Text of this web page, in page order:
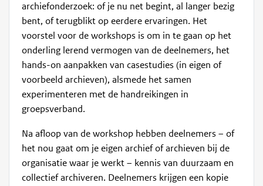
archiefonderzoek: of je nu net begint, al langer bezig
bent, of terugblikt op eerdere ervaringen. Het
voorstel voor de workshops is om in te gaan op het
onderling lerend vermogen van de deelnemers, het
hands-on aanpakken van casestudies (in eigen of
voorbeeld archieven), alsmede het samen
experimenteren met de handreikingen in
groepsverband.
Na afloop van de workshop hebben deelnemers – of
het nou gaat om je eigen archief of archieven bij de
organisatie waar je werkt – kennis van duurzaam en
collectief archiveren. Deelnemers krijgen een kopie